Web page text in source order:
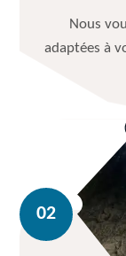
Nous
adaptées à